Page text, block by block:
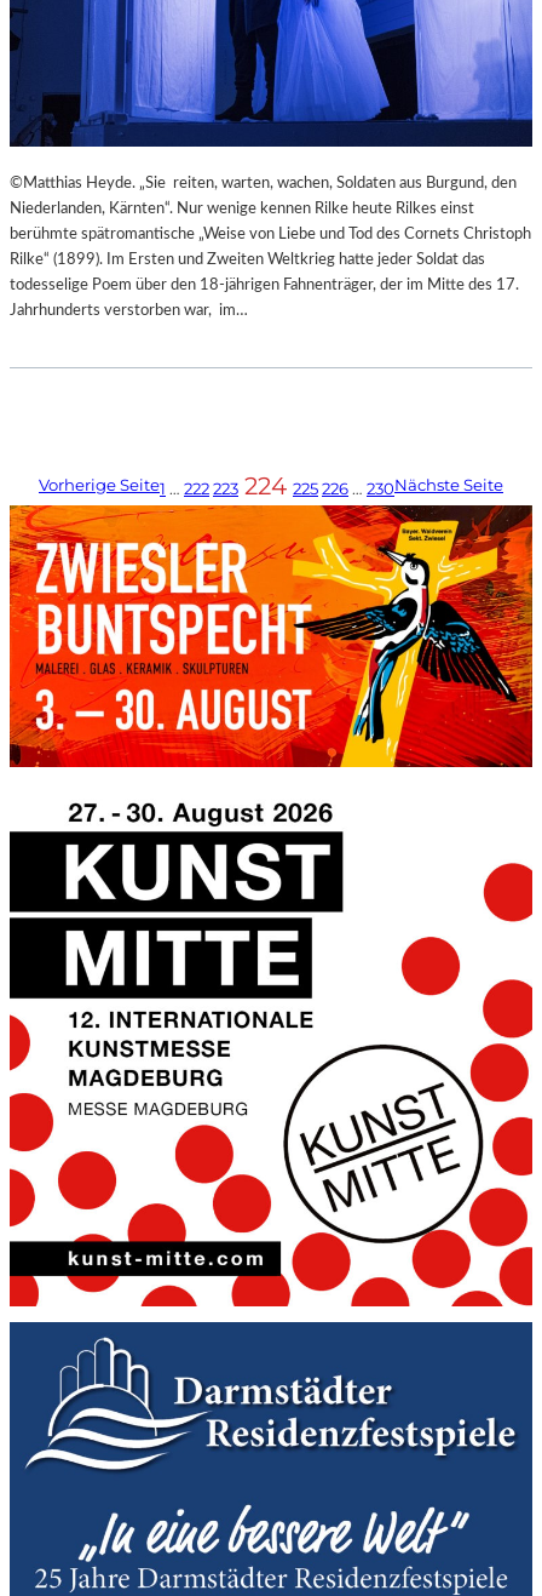
©Matthias Heyde. „Sie reiten, warten, wachen, Soldaten aus Burgund, den
Niederlanden, Kärnten“. Nur wenige kennen Rilke heute Rilkes einst
berühmte spätromantische „Weise von Liebe und Tod des Cornets Christoph
Rilke“ (1899). Im Ersten und Zweiten Weltkrieg hatte jeder Soldat das
todesselige Poem über den 18-jährigen Fahnenträger, der im Mitte des 17.
Jahrhunderts verstorben war, im…
Vorherige Seite1 … 222223 224 225226 … 230Nächste Seite